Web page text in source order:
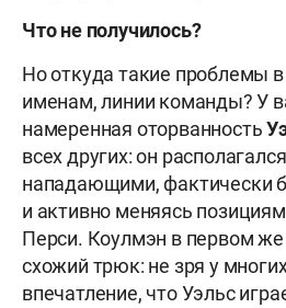
Что не получилось?
Но откуда такие проблемы
именам, линии команды? У
намеренная оторванность
всех других: он
нападающими, фактически
и активно меняясь
Перси. Коулмэн в первом
схожий трюк: не зря у
впечатление, что Уэльс